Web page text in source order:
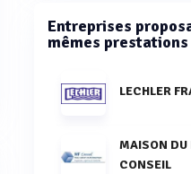
Entreprises
mêmes prestations
LECHLER
MAISON DU
CONSEIL